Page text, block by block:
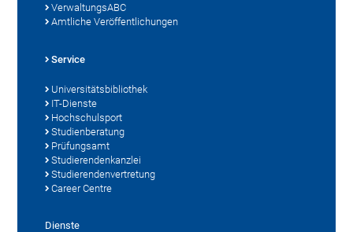
VerwaltungsABC
Amtliche Veröffentlichungen
Service
Universitätsbibliothek
IT-Dienste
Hochschulsport
Studienberatung
Prüfungsamt
Studierendenkanzlei
Studierendenvertretung
Career Centre
Dienste